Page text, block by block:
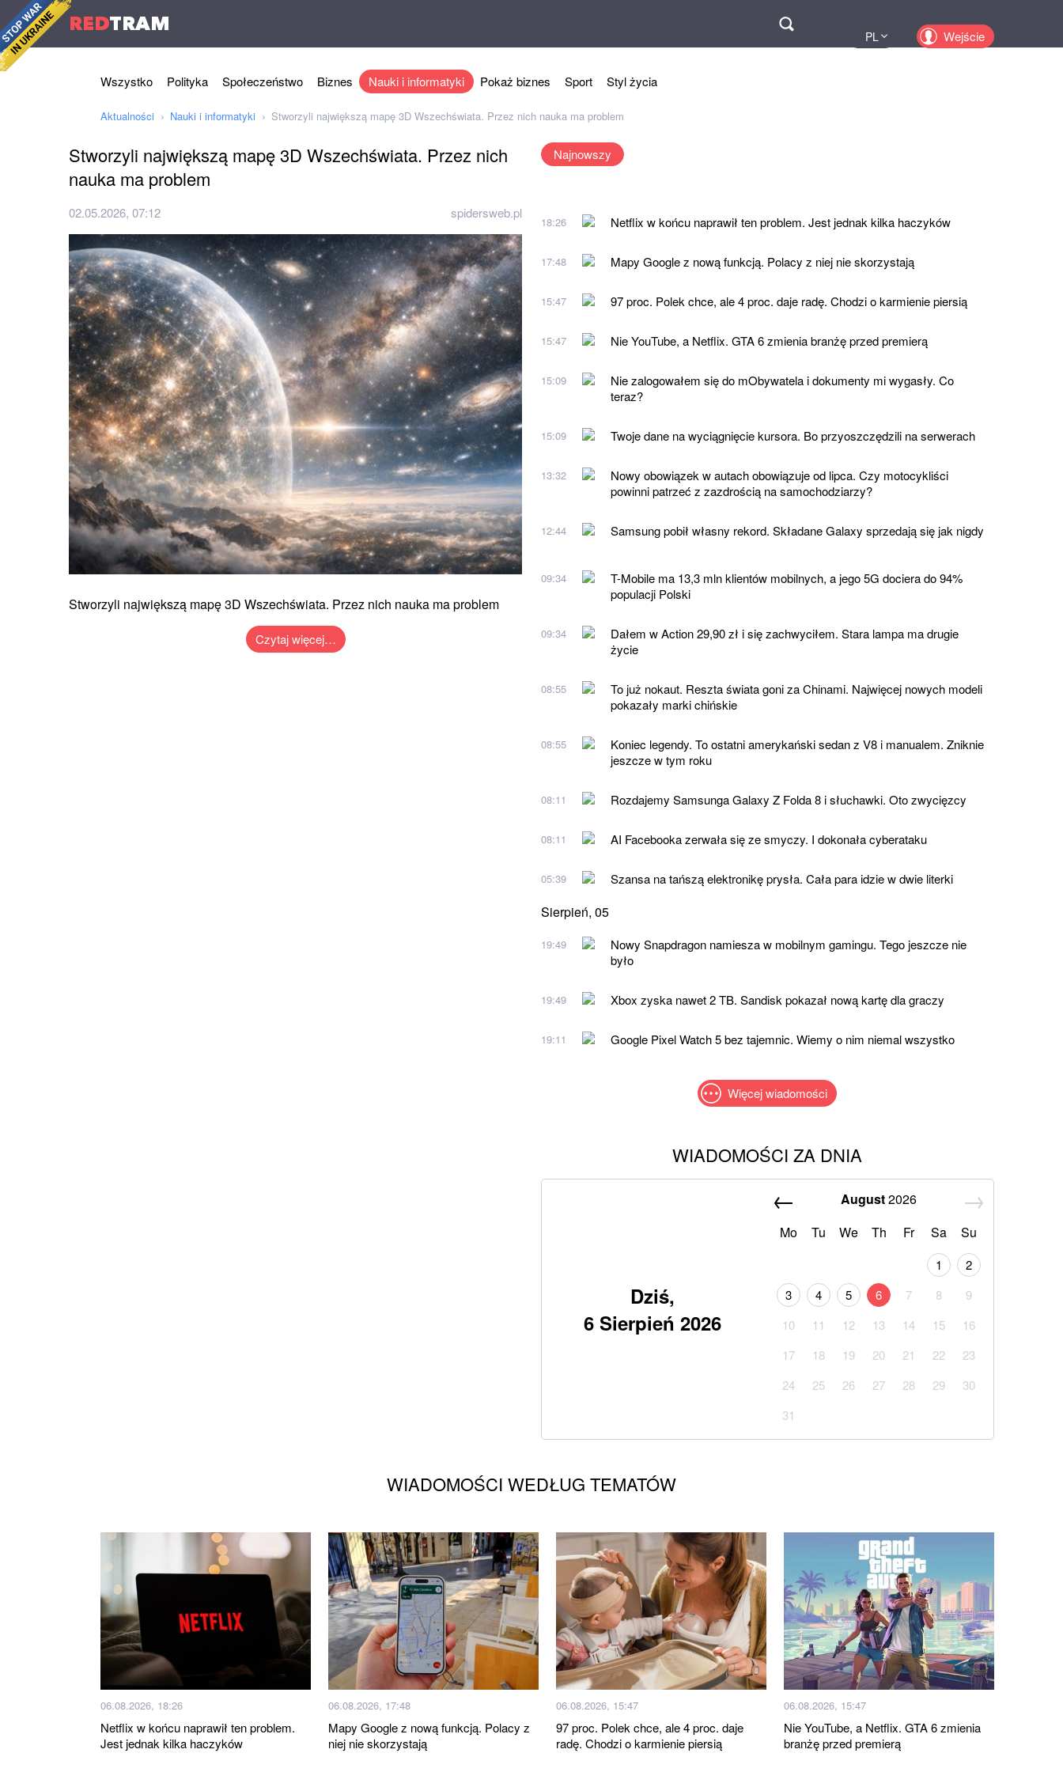
REDTRAM
PL Wejście
Wszystko Polityka Społeczeństwo Biznes Nauki i informatyki Pokaż biznes Sport Styl życia
Aktualności Nauki i informatyki Stworzyli największą mapę 3D Wszechświata. Przez nich nauka ma problem
Stworzyli największą mapę 3D Wszechświata. Przez nich
nauka ma problem
02.05.2026, 07:12 spidersweb.pl
Stworzyli największą mapę 3D Wszechświata. Przez nich nauka ma problem
Czytaj więcej…
Najnowszy
18:26 Netflix w końcu naprawił ten problem. Jest jednak kilka haczyków
17:48 Mapy Google z nową funkcją. Polacy z niej nie skorzystają
15:47 97 proc. Polek chce, ale 4 proc. daje radę. Chodzi o karmienie piersią
15:47 Nie YouTube, a Netflix. GTA 6 zmienia branżę przed premierą
15:09
Nie zalogowałem się do mObywatela i dokumenty mi wygasły. Co
teraz?
15:09 Twoje dane na wyciągnięcie kursora. Bo przyoszczędzili na serwerach
13:32
Nowy obowiązek w autach obowiązuje od lipca. Czy motocykliści
powinni patrzeć z zazdrością na samochodziarzy?
12:44 Samsung pobił własny rekord. Składane Galaxy sprzedają się jak nigdy
09:34
T-Mobile ma 13,3 mln klientów mobilnych, a jego 5G dociera do 94%
populacji Polski
09:34
Dałem w Action 29,90 zł i się zachwyciłem. Stara lampa ma drugie
życie
08:55
To już nokaut. Reszta świata goni za Chinami. Najwięcej nowych modeli
pokazały marki chińskie
08:55
Koniec legendy. To ostatni amerykański sedan z V8 i manualem. Zniknie
jeszcze w tym roku
08:11 Rozdajemy Samsunga Galaxy Z Folda 8 i słuchawki. Oto zwycięzcy
08:11 AI Facebooka zerwała się ze smyczy. I dokonała cyberataku
05:39 Szansa na tańszą elektronikę prysła. Cała para idzie w dwie literki
Sierpień, 05
19:49
Nowy Snapdragon namiesza w mobilnym gamingu. Tego jeszcze nie
było
19:49 Xbox zyska nawet 2 TB. Sandisk pokazał nową kartę dla graczy
19:11 Google Pixel Watch 5 bez tajemnic. Wiemy o nim niemal wszystko
Więcej wiadomości
WIADOMOŚCI ZA DNIA
Dziś,
6 Sierpień 2026
August2026
Mo
Tu We Th Fr Sa Su
1
2
3
4 5 6 7 8
9
10
11 12 13 14 15
16
17
18 19 20 21 22
23
24
25 26 27 28 29
30
31
WIADOMOŚCI WEDŁUG TEMATÓW
06.08.2026, 18:26
Netflix w końcu naprawił ten problem.
Jest jednak kilka haczyków
06.08.2026, 17:48
Mapy Google z nową funkcją. Polacy z
niej nie skorzystają
06.08.2026, 15:47
97 proc. Polek chce, ale 4 proc. daje
radę. Chodzi o karmienie piersią
06.08.2026, 15:47
Nie YouTube, a Netflix. GTA 6 zmienia
branżę przed premierą